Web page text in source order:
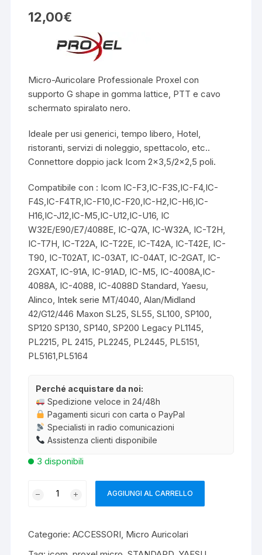
12,00€
Micro-Auricolare Professionale Proxel con
supporto G shape in gomma lattice, PTT e cavo
schermato spiralato nero.
Ideale per usi generici, tempo libero, Hotel,
ristoranti, servizi di noleggio, spettacolo, etc..
Connettore doppio jack Icom 2×3,5/2×2,5 poli.
Compatibile con : Icom IC-F3,IC-F3S,IC-F4,IC-
F4S,IC-F4TR,IC-F10,IC-F20,IC-H2,IC-H6,IC-
H16,IC-J12,IC-M5,IC-U12,IC-U16, IC
W32E/E90/E7/4088E, IC-Q7A, IC-W32A, IC-T2H,
IC-T7H, IC-T22A, IC-T22E, IC-T42A, IC-T42E, IC-
T90, IC-T02AT, IC-03AT, IC-04AT, IC-2GAT, IC-
2GXAT, IC-91A, IC-91AD, IC-M5, IC-4008A,IC-
4088A, IC-4088, IC-4088D Standard, Yaesu,
Alinco, Intek serie MT/4040, Alan/Midland
42/G12/446 Maxon SL25, SL55, SL100, SP100,
SP120 SP130, SP140, SP200 Legacy PL1145,
PL2215, PL 2415, PL2245, PL2445, PL5151,
PL5161,PL5164
Perché acquistare da noi:
Spedizione veloce in 24/48h
Pagamenti sicuri con carta o PayPal
Specialisti in radio comunicazioni
Assistenza clienti disponibile
3 disponibili
quantità
AGGIUNGI AL CARRELLO
Categorie:ACCESSORI Micro Auricolari